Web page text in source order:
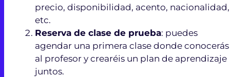
precio, disponibilidad, acento, nacionalidad,
etc.
Reserva de clase de prueba: puedes
agendar una primera clase donde conocerás
al profesor y crearéis un plan de aprendizaje
juntos.